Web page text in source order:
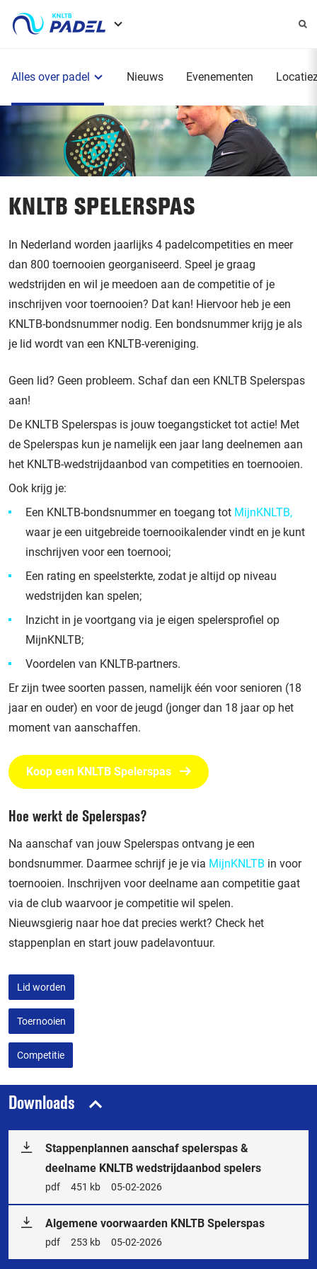
Alles over padel Nieuws Evenementen
KNLTB SPELERSPAS
In Nederland worden jaarlijks 4 padelcompetities en meer
dan 800 toernooien georganiseerd. Speel je graag
wedstrijden en wil je meedoen aan de competitie of je
inschrijven voor toernooien? Dat kan! Hiervoor heb je een
KNLTB-bondsnummer nodig. Een bondsnummer krijg je als
je lid wordt van een KNLTB-vereniging.
Geen lid? Geen probleem. Schaf dan een KNLTB Spelerspas
aan!
De KNLTB Spelerspas is jouw toegangsticket tot actie! Met
de Spelerspas kun je namelijk een jaar lang deelnemen aan
het KNLTB-wedstrijdaanbod van competities en toernooien.
Ook krijg je:
Een KNLTB-bondsnummer en toegang tot MijnKNLTB,
waar je een uitgebreide toernooikalender vindt en je kunt
inschrijven voor een toernooi;
Een rating en speelsterkte, zodat je altijd op niveau
wedstrijden kan spelen;
Inzicht in je voortgang via je eigen spelersprofiel op
MijnKNLTB;
Voordelen van KNLTB-partners.
Er zijn twee soorten passen, namelijk één voor senioren (18
jaar en ouder) en voor de jeugd (jonger dan 18 jaar op het
moment van aanschaffen.
Koop een KNLTB Spelerspas
Hoe werkt de Spelerspas?
Na aanschaf van jouw Spelerspas ontvang je een
bondsnummer. Daarmee schrijf je je via MijnKNLTB in voor
toernooien. Inschrijven voor deelname aan competitie gaat
via de club waarvoor je competitie wil spelen.
Nieuwsgierig naar hoe dat precies werkt? Check het
stappenplan en start jouw padelavontuur.
Lid worden
Toernooien
Competitie
Downloads
Stappenplannen aanschaf spelerspas &
deelname KNLTB wedstrijdaanbod spelers
Bestandstype
pdf Bestandsgrootte
451 kb Releasedatum
05-02-2026
Algemene voorwaarden KNLTB Spelerspas
Bestandstype
pdf Bestandsgrootte
253 kb Releasedatum
05-02-2026